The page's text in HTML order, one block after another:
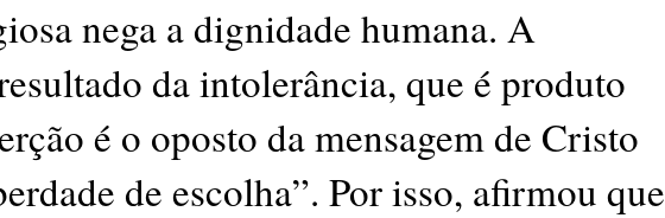
nega a dignidade humana. A
da intolerância, que é produto
é o oposto da mensagem de Cristo
de escolha”. Por isso, afirmou que